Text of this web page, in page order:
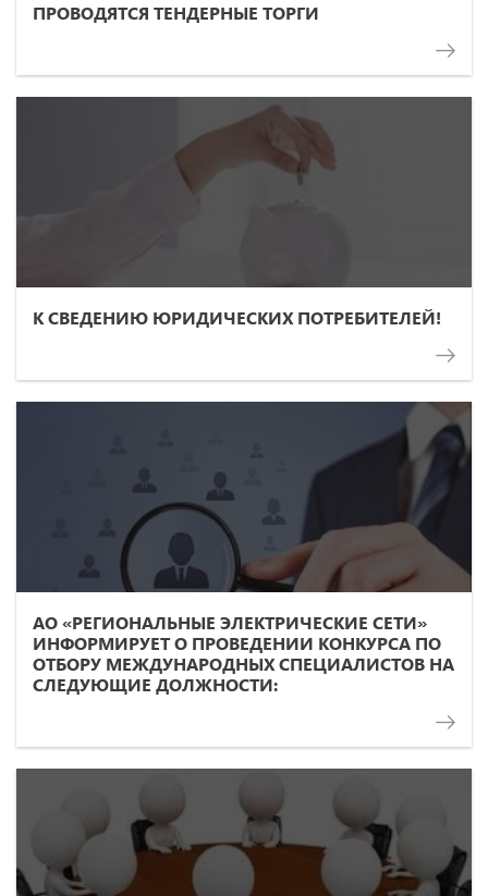
ПРОВОДЯТСЯ ТЕНДЕРНЫЕ ТОРГИ
К СВЕДЕНИЮ ЮРИДИЧЕСКИХ ПОТРЕБИТЕЛЕЙ!
АО «РЕГИОНАЛЬНЫЕ ЭЛЕКТРИЧЕСКИЕ СЕТИ»
ИНФОРМИРУЕТ О ПРОВЕДЕНИИ КОНКУРСА ПО
ОТБОРУ МЕЖДУНАРОДНЫХ СПЕЦИАЛИСТОВ НА
СЛЕДУЮЩИЕ ДОЛЖНОСТИ: